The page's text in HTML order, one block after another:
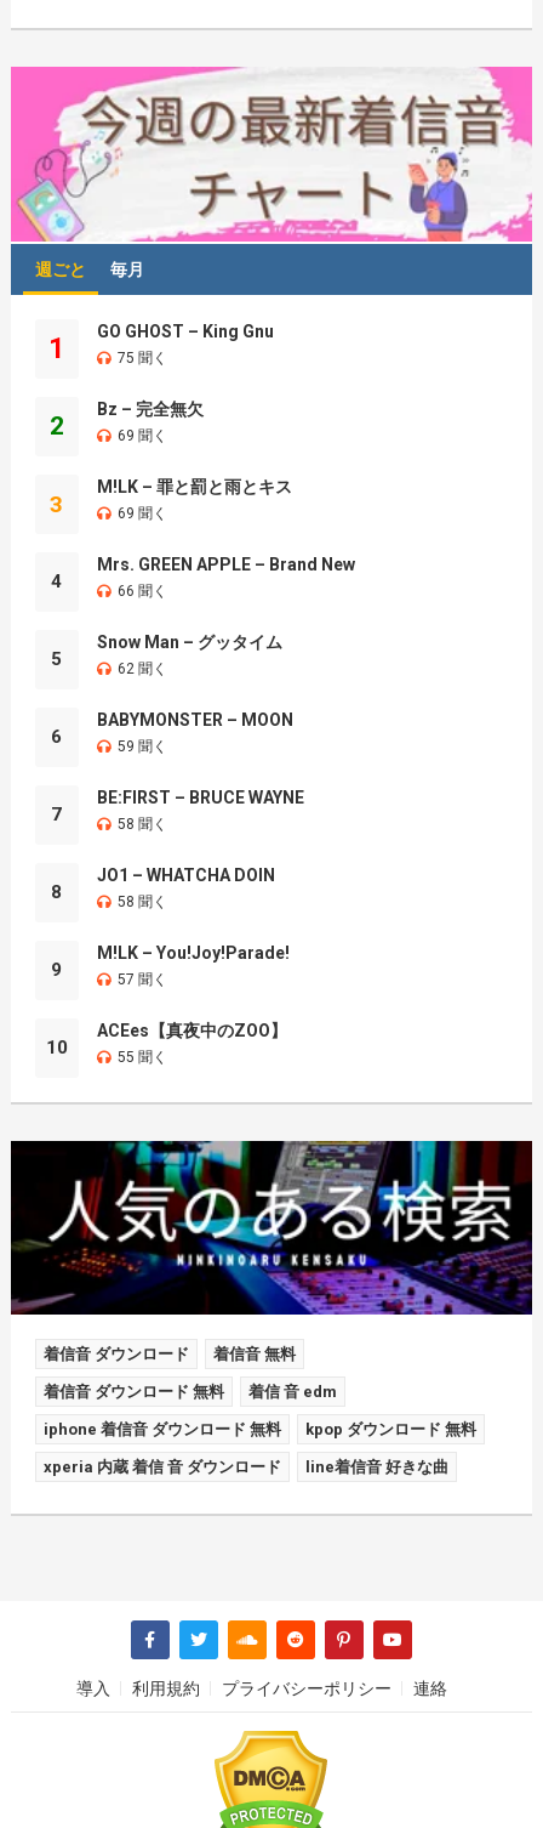
週ごと 毎月
1
GO GHOST – King Gnu
75 聞く
2
Bz – 完全無欠
69 聞く
3
M!LK – 罪と罰と雨とキス
69 聞く
4
Mrs. GREEN APPLE – Brand New
66 聞く
5
Snow Man – グッタイム
62 聞く
6
BABYMONSTER – MOON
59 聞く
7
BE:FIRST – BRUCE WAYNE
58 聞く
8
JO1 – WHATCHA DOIN
58 聞く
9
M!LK – You!Joy!Parade!
57 聞く
10
ACEes【真夜中のZOO】
55 聞く
着信音 ダウンロード 着信音 無料
着信音 ダウンロード 無料 着信 音 edm
iphone 着信音 ダウンロード 無料 kpop ダウンロード 無料
xperia 内蔵 着信 音 ダウンロード line着信音 好きな曲
導入 利用規約 プライバシーポリシー 連絡